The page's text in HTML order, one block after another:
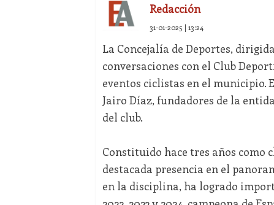
Redacción
31-01-2025 | 13:24
La Concejalía de Deportes,
conversaciones con el Club
eventos ciclistas en el
Jairo Díaz, fundadores de la
del club.
Constituido hace tres años como
destacada presencia en el
en la disciplina, ha logrado